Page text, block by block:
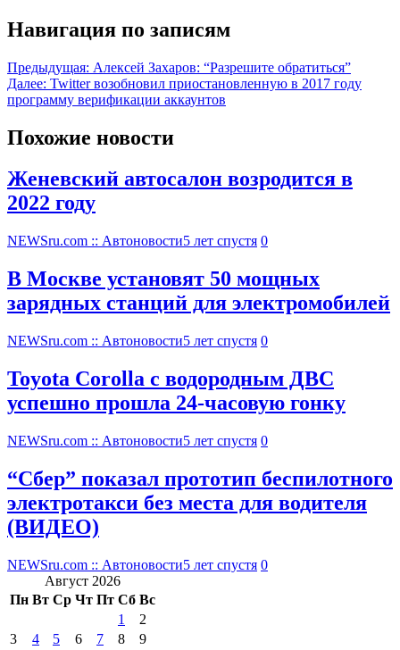
Навигация по записям
Предыдущая: Алексей Захаров: “Разрешите обратиться”
Далее: Twitter возобновил приостановленную в 2017 году
программу верификации аккаунтов
Похожие новости
Женевский автосалон возродится в
2022 году
NEWSru.com :: Автоновости5 лет спустя 0
В Москве установят 50 мощных
зарядных станций для электромобилей
NEWSru.com :: Автоновости5 лет спустя 0
Toyota Corolla с водородным ДВС
успешно прошла 24-часовую гонку
NEWSru.com :: Автоновости5 лет спустя 0
“Сбер” показал прототип беспилотного
электротакси без места для водителя
(ВИДЕО)
NEWSru.com :: Автоновости5 лет спустя 0
Август 2026
Пн Вт Ср Чт Пт Сб Вс
1
2
3
4 5 6 7 8
9